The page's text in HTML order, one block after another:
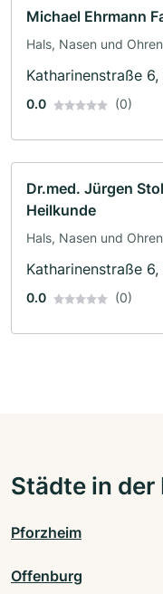
Michael Ehrmann
Hals, Nasen und
Katharinenstraße
0.0 (0)
Dr.med. Jürgen
Heilkunde
Hals, Nasen und
Katharinenstraße
0.0 (0)
Städte in der
Pforzheim
Offenburg